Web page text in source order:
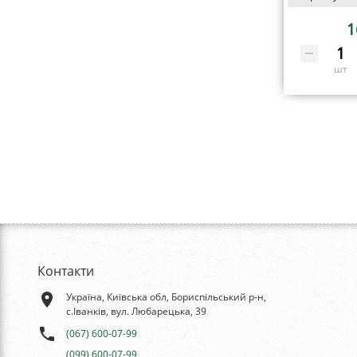
шт
Контакти
place
Україна, Київська обл, Бориспільський р-н,
с.Іванків, вул. Любарецька, 39
phone
(067) 600-07-99
(099) 600-07-99